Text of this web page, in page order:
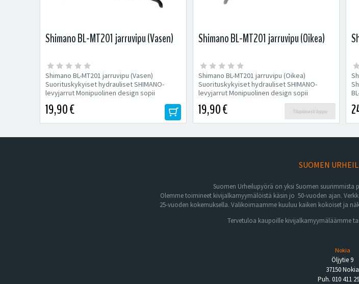
Shimano BL-MT201 jarruvipu (Vasen)
Shimano BL-MT201 jarruvipu (Vasen)
Suorituskykyiset hydrauliset SHIMANO-
levyjarrut Monipuolinen design sopii
19,90 €
Shimano BL-MT201 jarruvipu (Oikea)
Shimano BL-MT201 jarruvipu (Oikea)
Suorituskykyiset hydrauliset SHIMANO-
levyjarrut Monipuolinen design sopii
19,90 € Tilapäisesti loppu
SUOMEN
Suomen Urheilupyörä on yksi Suomen suurimmista
Olemme toimineet kivijalkamyymälöistä käsin jo 50-vuoden ajan.
25-vuoden kokemuksella. Valikoimaamme kuuluu kaiken kokoiset ja
Tervetuloa kaupoille kivijalkamyymäläämme
Nokia
Öljytie 9
37150 Nokia
Puh. 010 411